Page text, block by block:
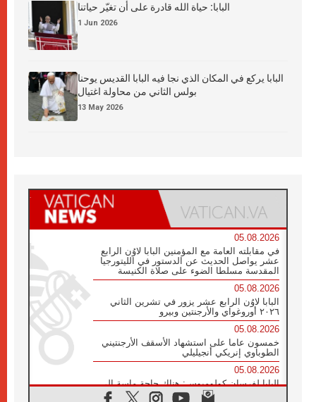
البابا: حياة الله قادرة على أن تغيّر حياتنا
1 Jun 2026
البابا يركع في المكان الذي نجا فيه البابا القديس يوحنا
بولس الثاني من محاولة اغتيال
13 May 2026
05.08.2026
في مقابلته العامة مع المؤمنين البابا لاوُن الرابع
عشر يواصل الحديث عن الدستور في الليتورجيا
المقدسة مسلطا الضوء على صلاة الكنيسة
05.08.2026
البابا لاوُن الرابع عشر يزور في تشرين الثاني
٢٠٢٦ أوروغواي والأرجنتين وبيرو
05.08.2026
خمسون عاما على استشهاد الأسقف الأرجنتيني
الطوباوي إنريكي أنجيليلي
05.08.2026
البابا لفرسان كولومبوس: هناك حاجة ماسة إلى
أنبياء تناغم يسعون إلى بناء الجسور